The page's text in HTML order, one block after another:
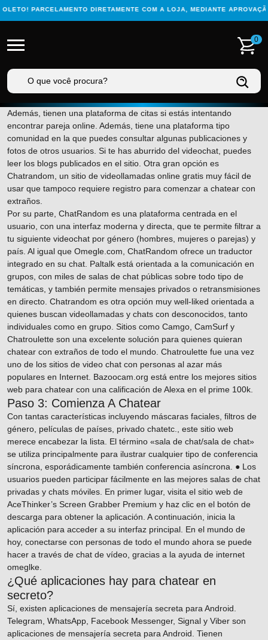
PARCELAMENTO DIRETAMENTE COM A LOJA, MEDIANTE APROVAÇÃO
0
Además, tienen una plataforma de citas si estás intentando
encontrar pareja online. Además, tiene una plataforma tipo
comunidad en la que puedes consultar algunas publicaciones y
fotos de otros usuarios. Si te has aburrido del videochat, puedes
leer los blogs publicados en el sitio. Otra gran opción es
Chatrandom, un sitio de videollamadas online gratis muy fácil de
usar que tampoco requiere registro para comenzar a chatear con
extraños.
Por su parte, ChatRandom es una plataforma centrada en el
usuario, con una interfaz moderna y directa, que te permite filtrar a
tu siguiente videochat por género (hombres, mujeres o parejas) y
país. Al igual que Omegle.com, ChatRandom ofrece un traductor
integrado en su chat. Paltalk está orientada a la comunicación en
grupos, con miles de salas de chat públicas sobre todo tipo de
temáticas, y también permite mensajes privados o retransmisiones
en directo. Chatrandom es otra opción muy well-liked orientada a
quienes buscan videollamadas y chats con desconocidos, tanto
individuales como en grupo. Sitios como Camgo, CamSurf y
Chatroulette son una excelente solución para quienes quieran
chatear con extraños de todo el mundo. Chatroulette fue una vez
uno de los sitios de video chat con personas al azar más
populares en Internet. Bazoocam.org está entre los mejores sitios
web para chatear con una calificación de Alexa en el prime 100k.
Paso 3: Comienza A Chatear
Con tantas características incluyendo máscaras faciales, filtros de
género, películas de países, privado chatetc., este sitio web
merece encabezar la lista. El término «sala de chat/sala de chat»
se utiliza principalmente para ilustrar cualquier tipo de conferencia
síncrona, esporádicamente también conferencia asíncrona. ● Los
usuarios pueden participar fácilmente en las mejores salas de chat
privadas y chats móviles. En primer lugar, visita el sitio web de
AceThinker’s Screen Grabber Premium y haz clic en el botón de
descarga para obtener la aplicación. A continuación, inicia la
aplicación para acceder a su interfaz principal. En el mundo de
hoy, conectarse con personas de todo el mundo ahora se puede
hacer a través de chat de vídeo, gracias a la ayuda de internet
omeglke
¿Qué aplicaciones hay para chatear en
secreto?
Sí, existen aplicaciones de mensajería secreta para Android.
Telegram, WhatsApp, Facebook Messenger, Signal y Viber son
aplicaciones de mensajería secreta para Android. Tienen